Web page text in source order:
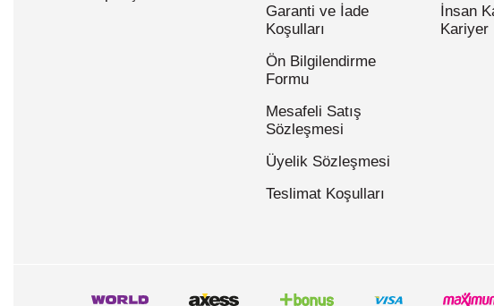
Garanti ve İade
Koşulları
Ön Bilgilendirme
Formu
Mesafeli Satış
Sözleşmesi
Üyelik Sözleşmesi
Teslimat Koşulları
İnsan
Kariyer